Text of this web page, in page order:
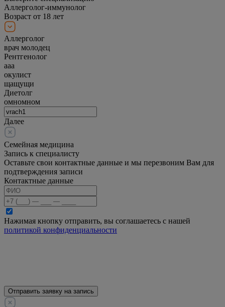
Аллерголог-иммунолог
Возраст от 18 лет
Аллерголог
врач молодец
Рентгенолог
ааа
окулист
щащущи
Диетолг
омномном
Далее
Семейная медицина
Запись к специалисту
Оставьте свои контактные данные и мы перезвоним Вам для
подтверждения записи
Контактные данные
Нажимая кнопку отправить, вы соглашаетесь с нашей
политикой конфиденциальности
Отправить заявку на запись